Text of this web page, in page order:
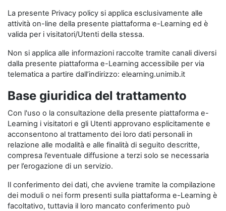
La presente Privacy policy si applica esclusivamente alle
attività on-line della presente piattaforma e-Learning ed è
valida per i visitatori/Utenti della stessa.
Non si applica alle informazioni raccolte tramite canali diversi
dalla presente piattaforma e-Learning accessibile per via
telematica a partire dall’indirizzo: elearning.unimib.it
Base giuridica del trattamento
Con l'uso o la consultazione della presente piattaforma e-
Learning i visitatori e gli Utenti approvano esplicitamente e
acconsentono al trattamento dei loro dati personali in
relazione alle modalità e alle finalità di seguito descritte,
compresa l’eventuale diffusione a terzi solo se necessaria
per l’erogazione di un servizio.
Il conferimento dei dati, che avviene tramite la compilazione
dei moduli o nei form presenti sulla piattaforma e-Learning è
facoltativo, tuttavia il loro mancato conferimento può